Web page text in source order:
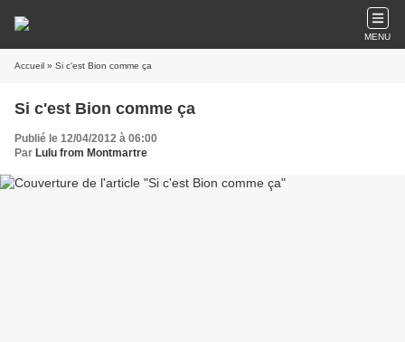
MENU
Accueil » Si c'est Bion comme ça
Si c'est Bion comme ça
Publié le 12/04/2012 à 06:00
Par Lulu from Montmartre